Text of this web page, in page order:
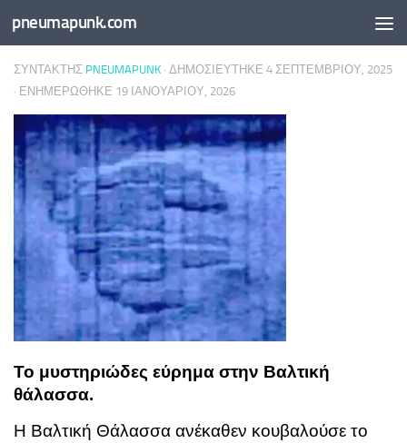
Skip to content
pneumapunk.com
ΣΥΝΤΆΚΤΗΣ PNEUMAPUNK · ΔΗΜΟΣΙΕΎΤΗΚΕ 4 ΣΕΠΤΕΜΒΡΊΟΥ, 2025
· ΕΝΗΜΕΡΏΘΗΚΕ 19 ΙΑΝΟΥΑΡΊΟΥ, 2026
Το μυστηριώδες εύρημα στην Βαλτική
θάλασσα.
Η Βαλτική Θάλασσα ανέκαθεν κουβαλούσε το